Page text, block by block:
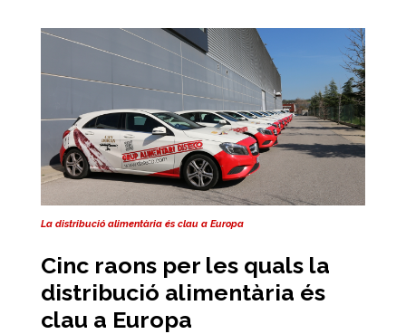
La distribució alimentària és clau a Europa
Cinc raons per les quals la
distribució alimentària és
clau a Europa